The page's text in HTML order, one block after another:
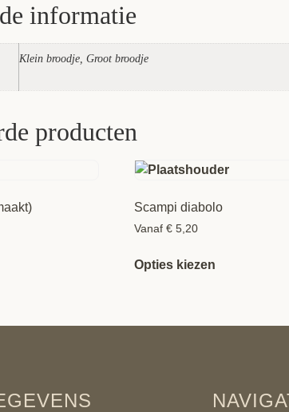
informatie
Klein broodje, Groot broodje
producten
Scampi diabolo
Vanaf €5,20
Opties kiezen